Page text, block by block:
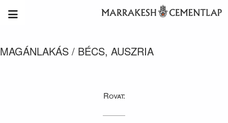
MAGÁNLAKÁS / BÉCS, AUSZRIA
Rovat: